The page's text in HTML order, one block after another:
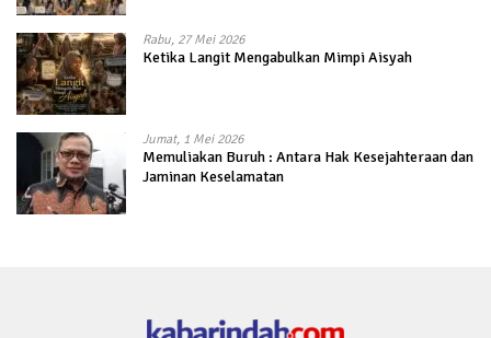
Rabu, 27 Mei 2026
Ketika Langit Mengabulkan Mimpi Aisyah
Jumat, 1 Mei 2026
Memuliakan Buruh : Antara Hak Kesejahteraan dan
Jaminan Keselamatan